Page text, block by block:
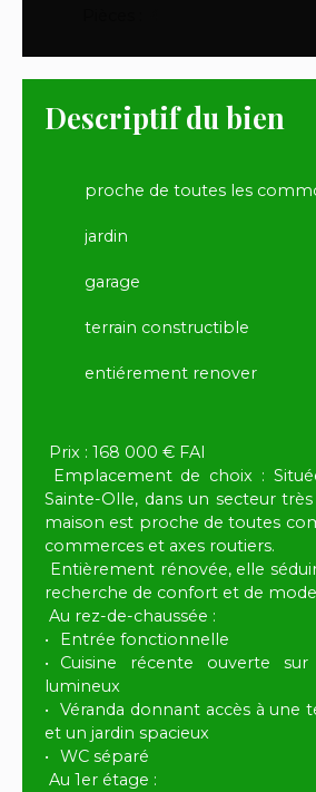
Descriptif du bien
proche de toutes les
jardin
garage
terrain constructible
entiérement renover
Prix : 168 000 € FAI
Emplacement de choix :
Sainte-Olle, dans un secteur
maison est proche de toutes
commerces et axes routiers.
Entièrement rénovée, elle
recherche de confort et de
Au rez-de-chaussée :
Entrée fonctionnelle
Cuisine récente ouverte
lumineux
Véranda donnant accès à une
et un jardin spacieux
WC séparé
Au 1er étage :